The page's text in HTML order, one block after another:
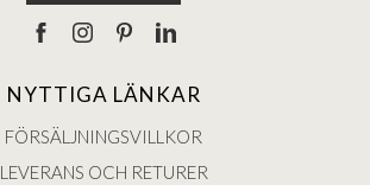
NYTTIGA LÄNKAR
FÖRSÄLJNINGSVILLKOR
LEVERANS OCH RETURER